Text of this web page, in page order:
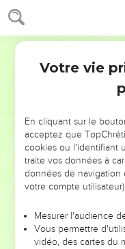
1 Samuel 12
envoya du tonnerre et
une grande crainte vis-
et tout le peuple dit à
pour nous tes
effet, nous avons
Samuel dit au peuple
certes fait tout ce mal,
l'Eternel et servez-le
Ne vous détournez
des choses sans
consistance.
L'Eternel
Votre vie
En cliquant sur le
acceptez que
cookies ou l'identifiant
traite vos données à
données de navigation
votre compte
Mesurer l'audience
Vous permettre
vidéo, des cartes du